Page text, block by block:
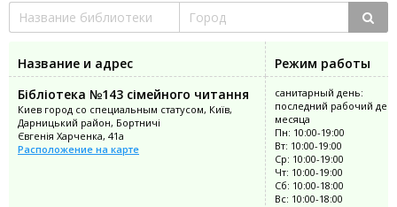
Название и адрес
Режим работы
Бібліотека №143 сімейного читання
Киев город со специальным статусом, Київ,
Дарницький район, Бортничі
Євгенія Харченка, 41а
Расположение на карте
санитарный день:
последний рабочий
месяца
Пн: 10:00-19:00
Вт: 10:00-19:00
Ср: 10:00-19:00
Чт: 10:00-19:00
Сб: 10:00-18:00
Вс: 10:00-18:00